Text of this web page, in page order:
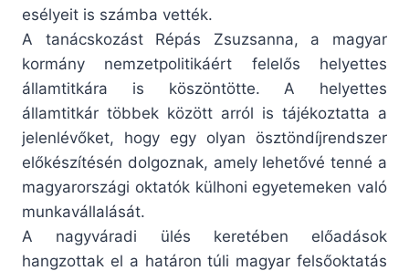
esélyeit is számba vették.
A tanácskozást Répás Zsuzsanna, a magyar
kormány nemzetpolitikáért felelős helyettes
államtitkára is köszöntötte. A helyettes
államtitkár többek között arról is tájékoztatta a
jelenlévőket, hogy egy olyan ösztöndíjrendszer
előkészítésén dolgoznak, amely lehetővé tenné a
magyarországi oktatók külhoni egyetemeken való
munkavállalását.
A nagyváradi ülés keretében előadások
hangzottak el a határon túli magyar felsőoktatás